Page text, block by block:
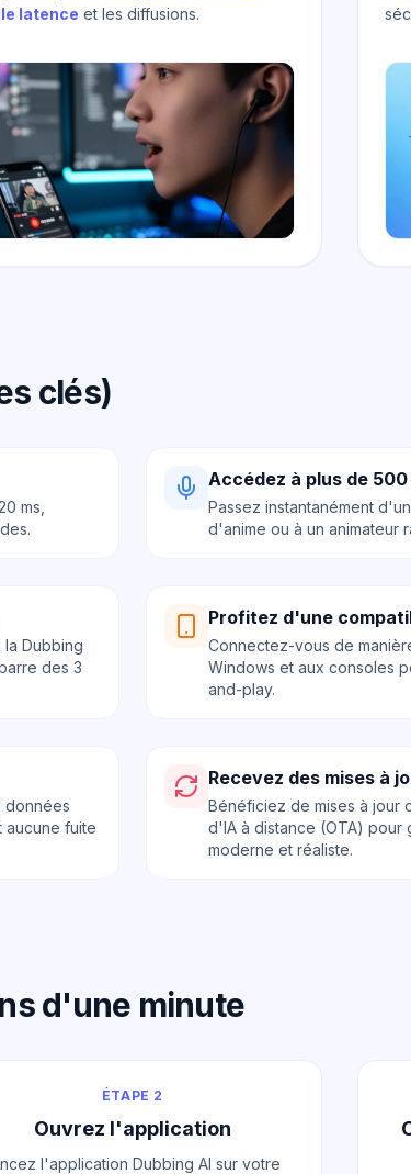
latence et les diffusions.
clés)
ms,
Accédez à plus de
Passez instantanément
d'anime ou à un animateur
Dubbing
des 3
Profitez d'une
Connectez-vous de
Windows et aux consoles
and-play.
données
aucune fuite
Recevez des mises à
Bénéficiez de mises à jour
d'IA à distance (OTA)
moderne et réaliste.
d'une minute
ÉTAPE 2
Ouvrez l'application
l'application Dubbing AI sur votre